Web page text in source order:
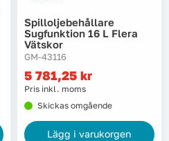
Spilloljebehållare
Sugfunktion 16 L Flera
Vätskor
GM-43116
5 781,25 kr
Pris inkl. moms
Skickas omgående
Lägg i varukorgen